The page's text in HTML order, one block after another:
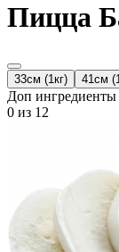
Пицца
33см (1кг) 41см
Доп ингредиенты
0 из 12